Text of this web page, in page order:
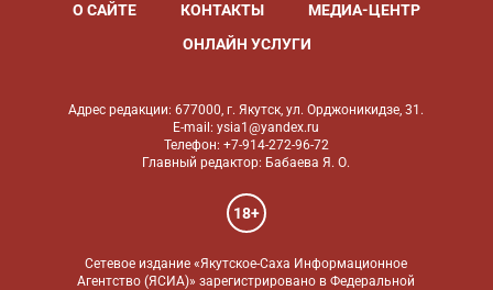
О САЙТЕ КОНТАКТЫ
МЕДИА-ЦЕНТР
ОНЛАЙН УСЛУГИ
Адрес редакции: 677000, г. Якутск, ул. Орджоникидзе, 31.
E-mail: ysia1@yandex.ru
Телефон: +7-914-272-96-72
Главный редактор: Бабаева Я. О.
18+
Сетевое издание «Якутское-Саха Информационное
Агентство (ЯСИА)» зарегистрировано в Федеральной